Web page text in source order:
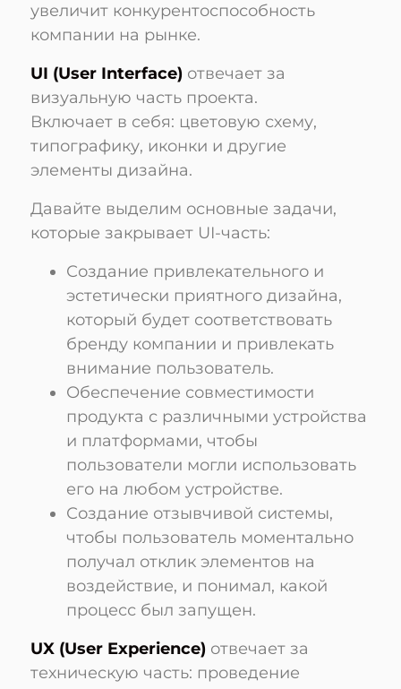
увеличит конкурентоспособность
компании на рынке.
UI (User Interface) отвечает за
визуальную часть проекта.
Включает в себя: цветовую схему,
типографику, иконки и другие
элементы дизайна.
Давайте выделим основные задачи,
которые закрывает UI-часть:
Создание привлекательного и
эстетически приятного дизайна,
который будет соответствовать
бренду компании и привлекать
внимание пользователь.
Обеспечение совместимости
продукта с различными устройства
и платформами, чтобы
пользователи могли использовать
его на любом устройстве.
Создание отзывчивой системы,
чтобы пользователь моментально
получал отклик элементов на
воздействие, и понимал, какой
процесс был запущен.
UX (User Experience) отвечает за
техническую часть: проведение